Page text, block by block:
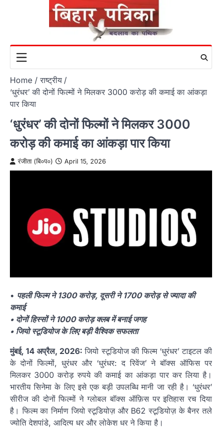
Home
राष्ट्रीय
‘धुरंधर’ की दोनों फिल्मों ने मिलकर 3000 करोड़ की कमाई का आंकड़ा
पार किया
‘धुरंधर’ की दोनों फिल्मों ने मिलकर 3000
करोड़ की कमाई का आंकड़ा पार किया
रंजीता (बि०प०) April 15, 2026
• पहली फिल्म ने 1300 करोड़, दूसरी ने 1700 करोड़ से ज्यादा की
कमाई
• दोनों हिस्सों ने 1000 करोड़ क्लब में बनाई जगह
• जियो स्टूडियोज के लिए बड़ी वैश्विक सफलता
मुंबई, 14 अप्रैल, 2026: जियो स्टूडियोज की फिल्म ‘धुरंधर’ टाइटल की
के दोनों फिल्मों, धुरंधर और ‘धुरंधर: द रिवेंज’ ने बॉक्स ऑफिस पर
मिलकर 3000 करोड़ रुपये की कमाई का आंकड़ा पार कर लिया है।
भारतीय सिनेमा के लिए इसे एक बड़ी उपलब्धि मानी जा रही है। ‘धुरंधर’
सीरीज की दोनों फिल्मों ने ग्लोबल बॉक्स ऑफ़िस पर इतिहास रच दिया
है। फिल्म का निर्माण जियो स्टूडियोज़ और B62 स्टूडियोज़ के बैनर तले
ज्योति देशपांडे, आदित्य धर और लोकेश धर ने किया है।